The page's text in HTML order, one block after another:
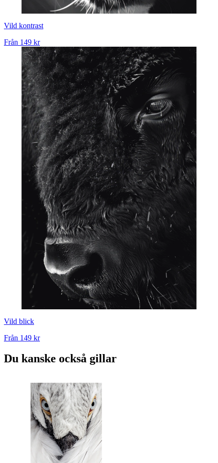
Vild kontrast
Från 149 kr
Vild blick
Från 149 kr
Du kanske också gillar